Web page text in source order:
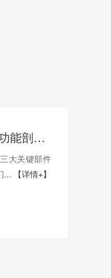
超声波焊接机核心部件功能剖析：换能器、变幅杆、焊头
大关键部件
...
【详情+】